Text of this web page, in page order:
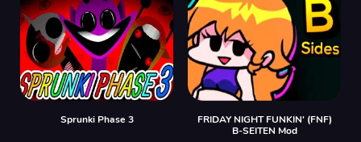
Sprunki Phase 3
FRIDAY NIGHT FUNKIN' (FNF)
B-SEITEN Mod